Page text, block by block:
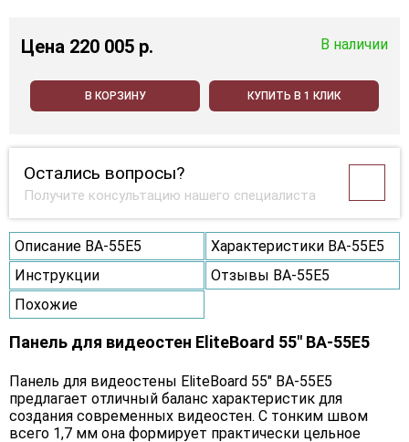
Цена 220 005 p. В наличии
В КОРЗИНУ КУПИТЬ В 1 КЛИК
Остались вопросы?
Получите консультацию нашего специалиста
Описание BA-55E5
Характеристики BA-55E5
Инструкции
Отзывы BA-55E5
Похожие
Панель для видеостен EliteBoard 55" BA-55E5
Панель для видеостены EliteBoard 55" BA-55E5
предлагает отличный баланс характеристик для
создания современных видеостен. С тонким швом
всего 1,7 мм она формирует практически цельное